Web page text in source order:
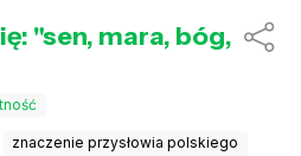
"sen, mara, bóg,
znaczenie przysłowia polskiego